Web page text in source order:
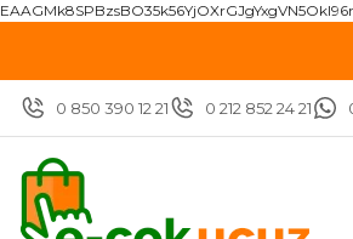
0 850 390 12 21 0 212 852 24 21